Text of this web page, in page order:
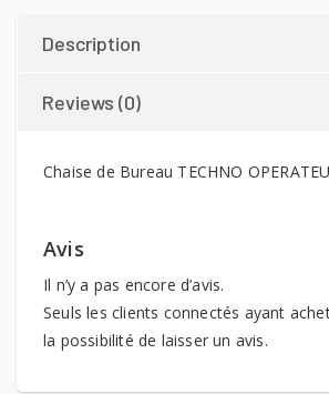
Description
Reviews (0)
Chaise de Bureau TECHNO
Avis
Il n’y a pas encore d’avis.
Seuls les clients connectés ayant
la possibilité de laisser un avis.